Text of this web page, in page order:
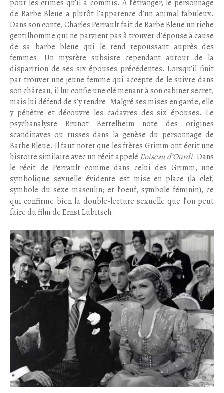
pour les crimes qu’il a commis. A l’étranger, le personnage
de Barbe Bleue a plutôt l’apparence d’un animal fabuleux.
Dans son conte, Charles Perrault fait de Barbe Bleue un riche
gentilhomme qui ne parvient pas à trouver d’épouse à cause
de sa barbe bleue qui le rend repoussant auprès des
femmes. Un mystère subsiste cependant autour de la
disparition de ses six épouses précédentes. Lorsqu’il finit
par trouver une jeune femme qui accepte de le suivre dans
son château, il lui confie une clé menant à son cabinet secret,
mais lui défend de s’y rendre. Malgré ses mises en garde, elle
y pénètre et découvre les cadavres des six épouses. Le
psychanalyste Brunot Bettelheim note des origines
scandinaves ou russes dans la genèse du personnage de
Barbe Bleue. Il faut noter que les frères Grimm ont écrit une
histoire similaire avec un récit appelé L’oiseau d’Ourdi. Dans
le récit de Perrault comme dans celui des Grimm, une
symbolique sexuelle évidente est mise en place (la clef,
symbole du sexe masculin; et l’oeuf, symbole féminin), ce
qui confirme bien la double-lecture sexuelle que l’on peut
faire du film de Ernst Lubitsch.